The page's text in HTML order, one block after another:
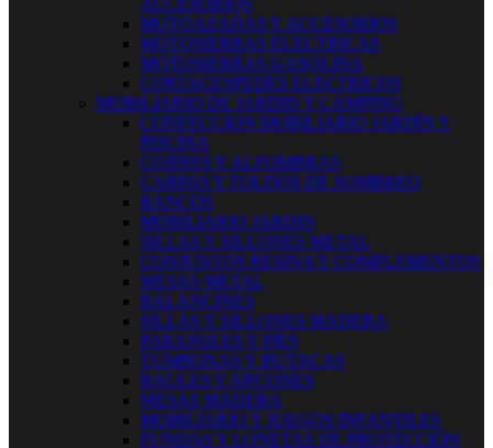
ACCESORIOS
MOTOAZADAS Y ACCESORIOS
MOTOSIERRAS ELECTRICAS
MOTOSIERRAS GASOLINA
CORTACESPEDES ELECTRICOS
MOBILIARIO DE JARDIN Y CAMPING
CONFECCION MOBILIARIO JARDÍN Y
PISCINA
COJINES Y ALFOMBRAS
CARPAS Y TOLDOS DE SOMBREO
BANCOS
MOBILIARIO JARDIN
SILLAS Y SILLONES METAL
CONJUNTOS RESINA Y COMPLEMENTOS
MESAS METAL
BALANCINES
SILLAS Y SILLONES MADERA
PARASOLES Y PIES
TUMBONAS Y BUTACAS
BAULES Y ARCONES
MESAS MADERA
MOBILIARIO Y JUEGOS INFANTILES
FUNDAS Y LONETAS DE PROTECCIÓN